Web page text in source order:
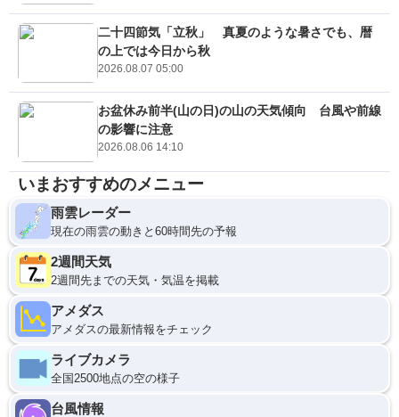
二十四節気「立秋」 真夏のような暑さでも、暦
の上では今日から秋
2026.08.07 05:00
お盆休み前半(山の日)の山の天気傾向 台風や前線
の影響に注意
2026.08.06 14:10
いまおすすめのメニュー
雨雲レーダー
現在の雨雲の動きと60時間先の予報
2週間天気
2週間先までの天気・気温を掲載
アメダス
アメダスの最新情報をチェック
ライブカメラ
全国2500地点の空の様子
台風情報